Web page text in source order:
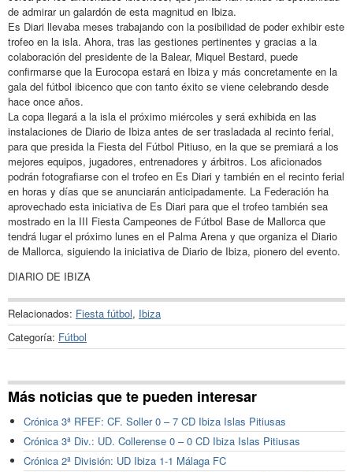
de admirar un galardón de esta magnitud en Ibiza.
Es Diari llevaba meses trabajando con la posibilidad de poder exhibir este
trofeo en la isla. Ahora, tras las gestiones pertinentes y gracias a la
colaboración del presidente de la Balear, Miquel Bestard, puede
confirmarse que la Eurocopa estará en Ibiza y más concretamente en la
gala del fútbol ibicenco que con tanto éxito se viene celebrando desde
hace once años.
La copa llegará a la isla el próximo miércoles y será exhibida en las
instalaciones de Diario de Ibiza antes de ser trasladada al recinto ferial,
para que presida la Fiesta del Fútbol Pitiuso, en la que se premiará a los
mejores equipos, jugadores, entrenadores y árbitros. Los aficionados
podrán fotografiarse con el trofeo en Es Diari y también en el recinto ferial
en horas y días que se anunciarán anticipadamente. La Federación ha
aprovechado esta iniciativa de Es Diari para que el trofeo también sea
mostrado en la III Fiesta Campeones de Fútbol Base de Mallorca que
tendrá lugar el próximo lunes en el Palma Arena y que organiza el Diario
de Mallorca, siguiendo la iniciativa de Diario de Ibiza, pionero del evento.
DIARIO DE IBIZA
Relacionados: Fiesta fútbol, Ibiza
Categoría: Fútbol
Más noticias que te pueden interesar
Crónica 3ª RFEF: CF. Soller 0 – 7 CD Ibiza Islas Pitiusas
Crónica 3ª Div.: UD. Collerense 0 – 0 CD Ibiza Islas Pitiusas
Crónica 2ª División: UD Ibiza 1-1 Málaga FC